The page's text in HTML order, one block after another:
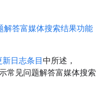
解答富媒体搜索结果功能
日志条目中所述，
常见问题解答富媒体搜索